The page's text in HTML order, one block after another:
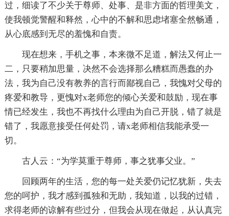
过，细读了不少关于尊师、处事、是非方面的哲理美文，
使我顿觉警醒和释然，心中的不解和思虑堵塞全然畅通，
从心底感到无尽的羞愧和自责。
现在想来，手机之事，本来微不足道，解法又何止一
二，只要稍加思量，决然不会选择那么糟糕而愚蠢的办
法，我为自己没有教养的言行而鄙视自己，我愧对父母的
疼爱和教导，更愧对x老师您的倾心关爱和鼓励，现在事
情已经发生，我也不再找什么理由为自己开脱，错了就是
错了，我愿意接受任何处罚，请x老师相信我能承受一
切。
古人云：“为学莫重于尊师，事之犹事父业。”
回顾两年的生活，您的每一处关爱仍记忆犹新，失去
您的呵护，我才感到孤独和无助，我知道，以我的过错，
求得老师的谅解有些过分，但我会从现在做起，从认真完